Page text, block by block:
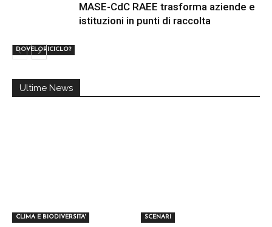
DOVELORICICLO?
MASE-CdC RAEE trasforma aziende e
istituzioni in punti di raccolta
Ultime News
CLIMA E BIODIVERSITA' SCENARI